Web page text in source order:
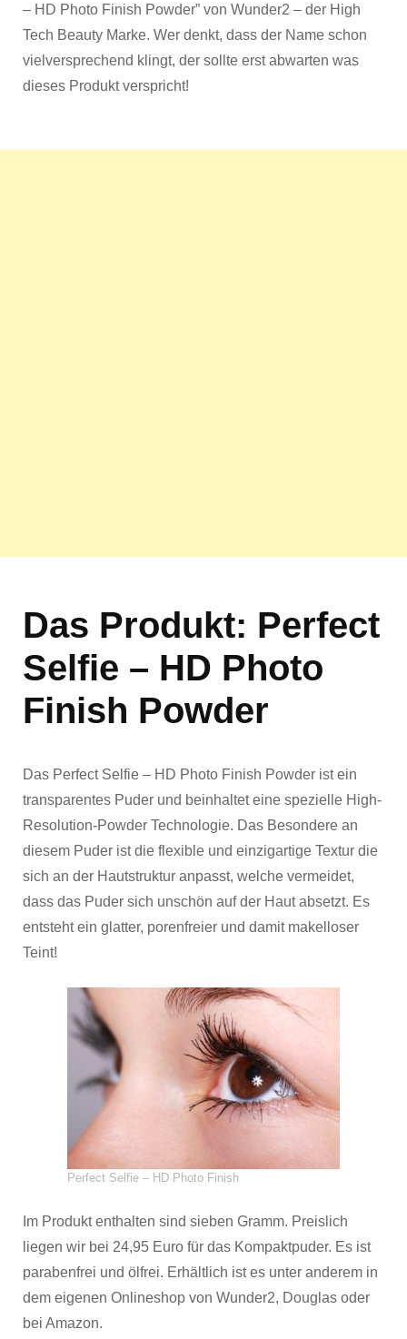
– HD Photo Finish Powder” von Wunder2 – der High
Tech Beauty Marke. Wer denkt, dass der Name schon
vielversprechend klingt, der sollte erst abwarten was
dieses Produkt verspricht!
Das Produkt: Perfect
Selfie – HD Photo
Finish Powder
Das Perfect Selfie – HD Photo Finish Powder ist ein
transparentes Puder und beinhaltet eine spezielle High-
Resolution-Powder Technologie. Das Besondere an
diesem Puder ist die flexible und einzigartige Textur die
sich an der Hautstruktur anpasst, welche vermeidet,
dass das Puder sich unschön auf der Haut absetzt. Es
entsteht ein glatter, porenfreier und damit makelloser
Teint!
Perfect Selfie – HD Photo Finish
Im Produkt enthalten sind sieben Gramm. Preislich
liegen wir bei 24,95 Euro für das Kompaktpuder. Es ist
parabenfrei und ölfrei. Erhältlich ist es unter anderem in
dem eigenen Onlineshop von Wunder2, Douglas oder
bei Amazon.